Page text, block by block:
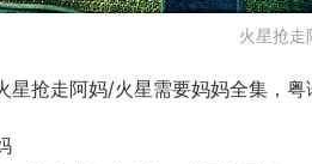
火星抢走
星抢走阿妈/火星需要妈妈全集，